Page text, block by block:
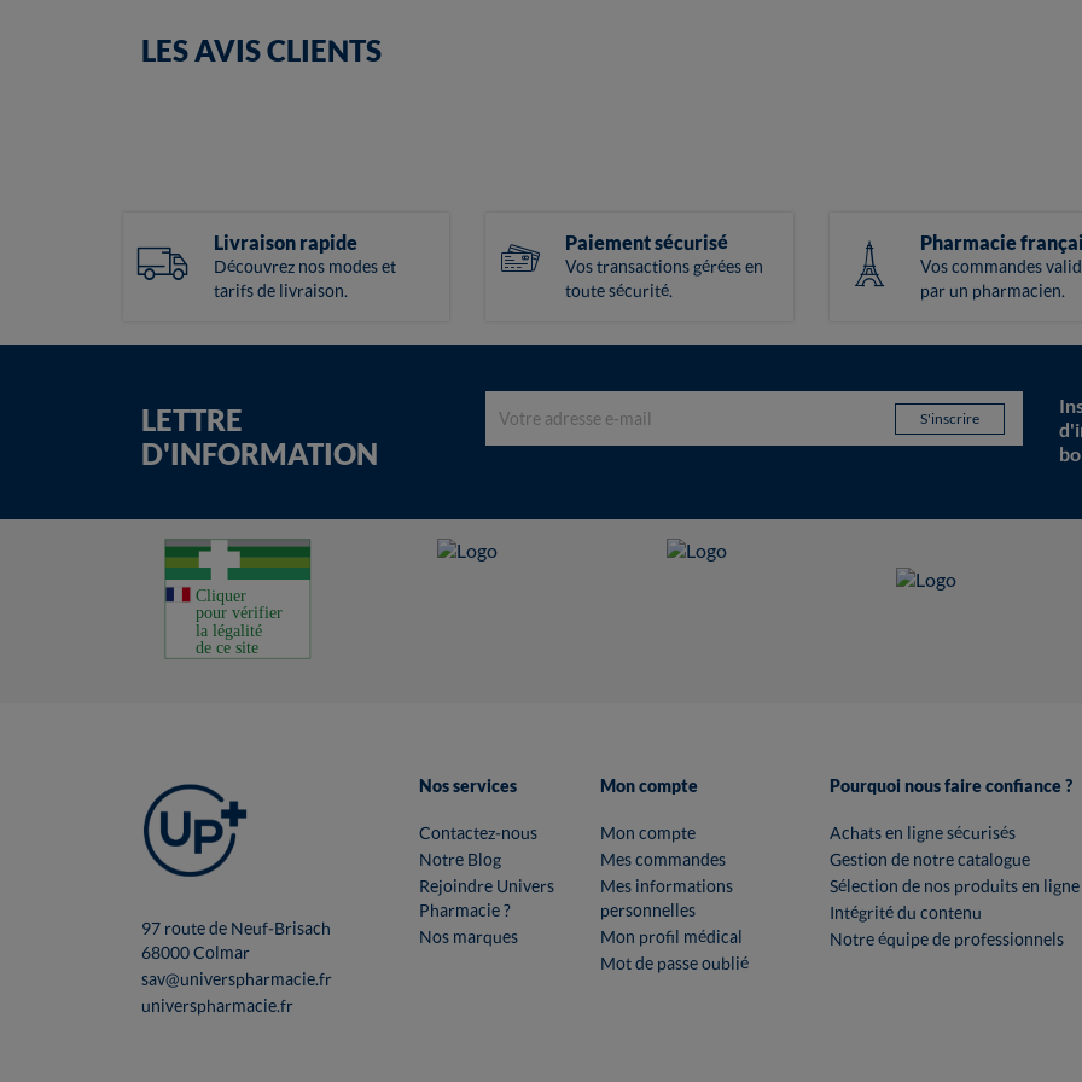
LES AVIS CLIENTS
Livraison rapide
Découvrez nos modes et
tarifs de livraison.
Paiement sécurisé
Vos transactions gérées en
toute sécurité.
Pharmacie
Vos commandes
par un pharmacien.
LETTRE
D'INFORMATION
97 route de Neuf-Brisach
68000 Colmar
sav@universpharmacie.fr
universpharmacie.fr
Nos services
Contactez-nous
Notre Blog
Rejoindre Univers
Pharmacie ?
Nos marques
Mon compte
Mon compte
Mes commandes
Mes informations
personnelles
Mon profil médical
Mot de passe oublié
Pourquoi nous faire confiance ?
Achats en ligne sécurisés
Gestion de notre catalogue
Sélection de nos produits en ligne
Intégrité du contenu
Notre équipe de professionnels